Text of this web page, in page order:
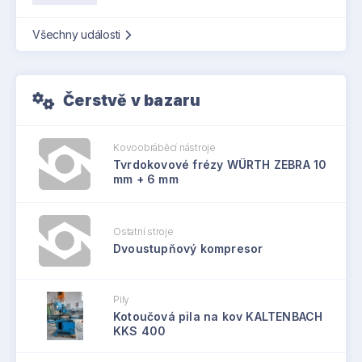
Všechny události
Čerstvě v bazaru
Kovoobráběcí nástroje
Tvrdokovové frézy WÜRTH ZEBRA 10
mm + 6 mm
Ostatní stroje
Dvoustupňový kompresor
Pily
Kotoučová pila na kov KALTENBACH
KKS 400